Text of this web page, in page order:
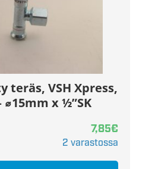
teräs, VSH Xpress,
⌀15mm x ½”SK
7,85€
2 varastossa